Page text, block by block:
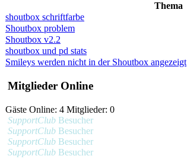
Thema
shoutbox schriftfarbe
Shoutbox problem
Shoutbox v2.2
shoutbox und pd stats
Smileys werden nicht in der Shoutbox angezeigt
Mitglieder Online
Gäste Online: 4 Mitglieder: 0
SupportClub Besucher
SupportClub Besucher
SupportClub Besucher
SupportClub Besucher